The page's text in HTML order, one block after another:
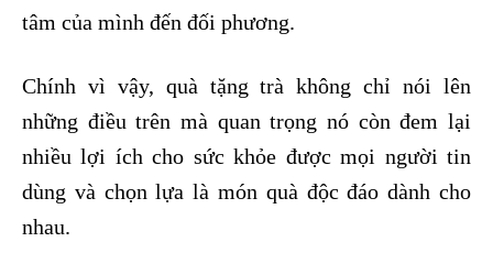
tâm của mình đến đối phương.
Chính vì vậy, quà tặng trà không chỉ nói lên
những điều trên mà quan trọng nó còn đem lại
nhiều lợi ích cho sức khỏe được mọi người tin
dùng và chọn lựa là món quà độc đáo dành cho
nhau.